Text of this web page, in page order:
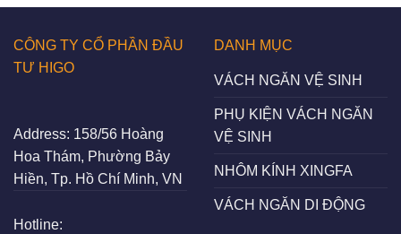
CÔNG TY CỔ PHẦN ĐẦU
TƯ HIGO
Address: 158/56 Hoàng
Hoa Thám, Phường Bảy
Hiền, Tp. Hồ Chí Minh, VN
Hotline:
DANH MỤC
VÁCH NGĂN VỆ SINH
PHỤ KIỆN VÁCH NGĂN
VỆ SINH
NHÔM KÍNH XINGFA
VÁCH NGĂN DI ĐỘNG